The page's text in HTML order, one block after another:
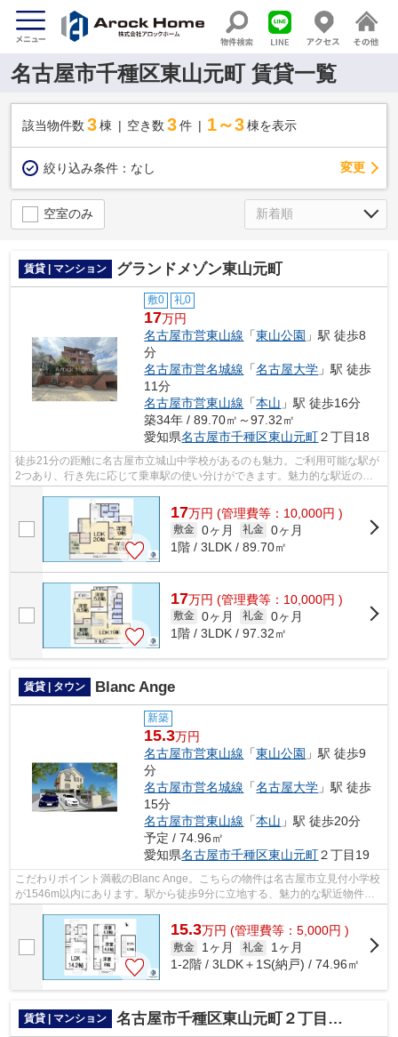
名古屋市千種区東山元町 賃貸一覧
該当物件数 3棟 空き数 3 件 1～3 棟を表示
絞り込み条件： なし 変更
空室のみ
賃貸 | マンション グランドメゾン東山元町
敷0 礼0
17万円
名古屋市営東山線 「東山公園 」駅 徒歩8
分
名古屋市営名城線 「名古屋大学 」駅 徒歩
11分
名古屋市営東山線 「本山 」駅 徒歩16分
築34年 / 89.70㎡～97.32㎡
愛知県名古屋市千種区東山元町２丁目18
徒歩21分の距離に名古屋市立城山中学校があるのも魅力。ご利用可能な駅が
2つあり、行き先に応じて乗車駅の使い分けができます。魅力的な駅近の物
17万円 (管理費等：10,000円 )
敷金 0ヶ月 礼金 0ヶ月
1階 / 3LDK / 89.70㎡
17万円 (管理費等：10,000円 )
敷金 0ヶ月 礼金 0ヶ月
1階 / 3LDK / 97.32㎡
賃貸 | タウン Blanc Ange
新築
15.3万円
名古屋市営東山線 「東山公園 」駅 徒歩9
分
名古屋市営名城線 「名古屋大学 」駅 徒歩
15分
名古屋市営東山線 「本山 」駅 徒歩20分
予定 / 74.96㎡
愛知県名古屋市千種区東山元町２丁目19
こだわりポイント満載のBlanc Ange。こちらの物件は名古屋市立見付小学校
が1546m以内にあります。駅から徒歩9分に立地する、魅力的な駅近物件で
す。2駅利用できる場所にあり、アクセス...
15.3万円 (管理費等：5,000円 )
敷金 1ヶ月 礼金
1ヶ月
1-2階 / 3LDK＋1S(納戸) / 74.96㎡
賃貸 | マンション 名古屋市千種区東山元町２丁目のマンション